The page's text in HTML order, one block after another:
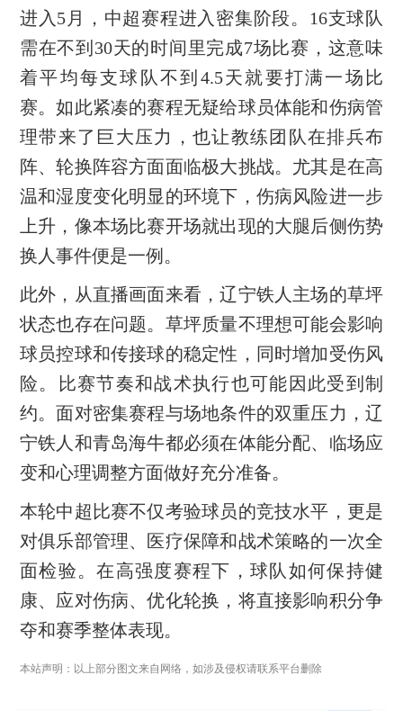
进入5月，中超赛程进入密集阶段。16支球队
需在不到30天的时间里完成7场比赛，这意味
着平均每支球队不到4.5天就要打满一场比
赛。如此紧凑的赛程无疑给球员体能和伤病管
理带来了巨大压力，也让教练团队在排兵布
阵、轮换阵容方面面临极大挑战。尤其是在高
温和湿度变化明显的环境下，伤病风险进一步
上升，像本场比赛开场就出现的大腿后侧伤势
换人事件便是一例。
此外，从直播画面来看，辽宁铁人主场的草坪
状态也存在问题。草坪质量不理想可能会影响
球员控球和传接球的稳定性，同时增加受伤风
险。比赛节奏和战术执行也可能因此受到制
约。面对密集赛程与场地条件的双重压力，辽
宁铁人和青岛海牛都必须在体能分配、临场应
变和心理调整方面做好充分准备。
本轮中超比赛不仅考验球员的竞技水平，更是
对俱乐部管理、医疗保障和战术策略的一次全
面检验。在高强度赛程下，球队如何保持健
康、应对伤病、优化轮换，将直接影响积分争
夺和赛季整体表现。
本站声明：以上部分图文来自网络，如涉及侵权请联系平台删除